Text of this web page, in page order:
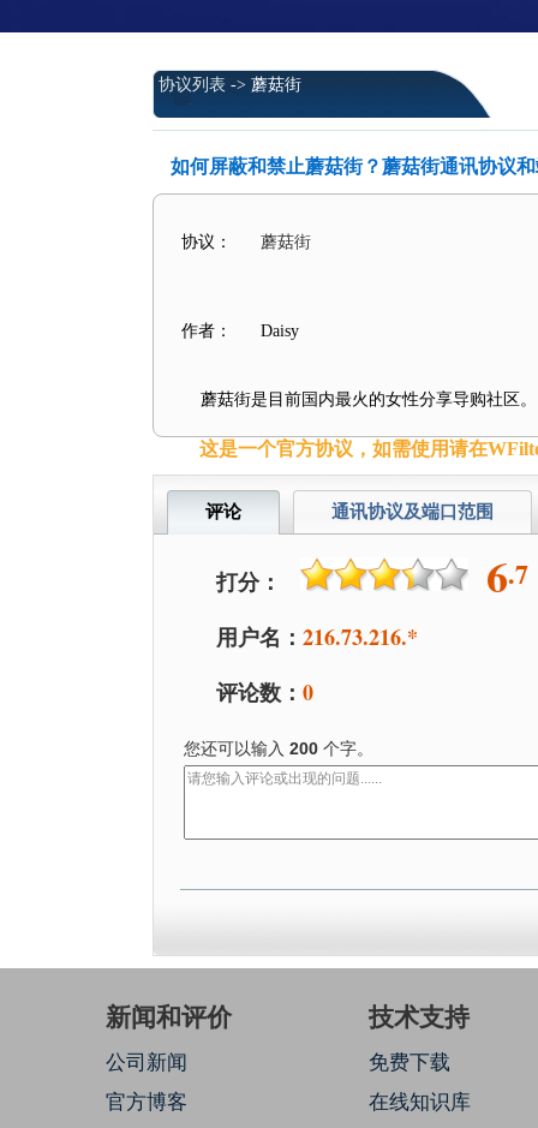
协议列表 -> 蘑菇街
如何屏蔽和禁止蘑菇街？蘑菇街通讯协议
协议： 蘑菇街
作者： Daisy
蘑菇街是目前国内最火的女性分享导购社区。
这是一个官方协议，如需使用请在
评论 通讯协议及端口范围
打分： 6.7
用户名： 216.73.216.*
评论数： 0
您还可以输入 200个字。
新闻和评价
公司新闻
官方博客
技术支持
免费下载
在线知识库